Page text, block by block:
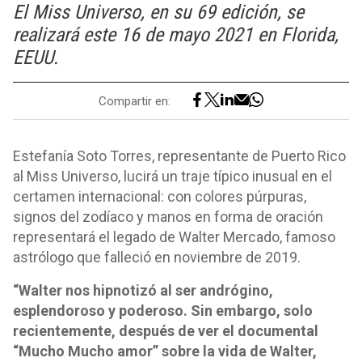
El Miss Universo, en su 69 edición, se
realizará este 16 de mayo 2021 en Florida,
EEUU.
Compartir en:
Estefanía Soto Torres, representante de Puerto Rico
al Miss Universo, lucirá un traje típico inusual en el
certamen internacional: con colores púrpuras,
signos del zodíaco y manos en forma de oración
representará el legado de Walter Mercado, famoso
astrólogo que falleció en noviembre de 2019.
“Walter nos hipnotizó al ser andrógino,
esplendoroso y poderoso. Sin embargo, solo
recientemente, después de ver el documental
“Mucho Mucho amor” sobre la vida de Walter,